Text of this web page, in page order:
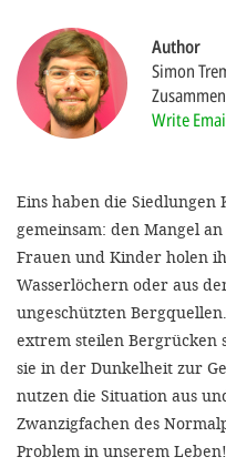
Author
Simon
Write
Eins haben die Siedlungen
gemeinsam: den Mangel
Frauen und Kinder holen
Wasserlöchern oder aus
ungeschützten
extrem steilen Bergrücken
sie in der Dunkelheit zur
nutzen die Situation aus
Zwanzigfachen des
Problem in unserem